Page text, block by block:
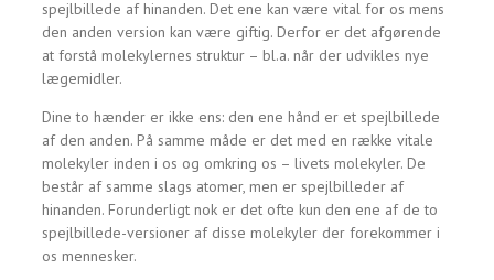
spejlbillede af hinanden. Det ene kan være vital for os mens
den anden version kan være giftig. Derfor er det afgørende
at forstå molekylernes struktur – bl.a. når der udvikles nye
lægemidler.
Dine to hænder er ikke ens: den ene hånd er et spejlbillede
af den anden. På samme måde er det med en række vitale
molekyler inden i os og omkring os – livets molekyler. De
består af samme slags atomer, men er spejlbilleder af
hinanden. Forunderligt nok er det ofte kun den ene af de to
spejlbillede-versioner af disse molekyler der forekommer i
os mennesker.